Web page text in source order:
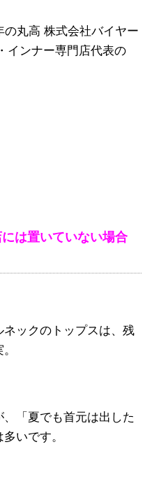
の丸高 株式会社バイヤー
インナー専門店代表の
は置いていない場合
ックのトップスは、残
「夏でも首元は出した
いです。